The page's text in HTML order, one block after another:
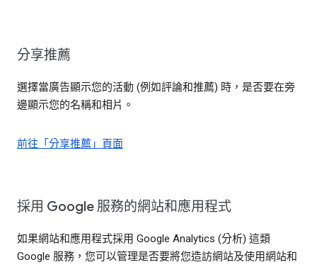
分享推薦
選擇當廣告顯示您的活動 (例如評論和推薦) 時，是否要在旁
邊顯示您的名稱和相片。
前往「分享推薦」頁面
採用 Google 服務的網站和應用程式
如果網站和應用程式採用 Google Analytics (分析) 這類
Google 服務，您可以管理是否要將您造訪網站及使用網站和